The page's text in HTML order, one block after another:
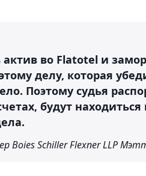
во Flatotel и
делу, которая
Поэтому судья
будут
Boies Schiller Flexner LLP